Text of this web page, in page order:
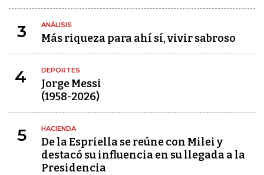
3 ANÁLISIS
Más riqueza para ahí sí, vivir sabroso
4 DEPORTES
Jorge Messi
(1958-2026)
5 HACIENDA
De la Espriella se reúne con Milei y
destacó su influencia en su llegada a la
Presidencia